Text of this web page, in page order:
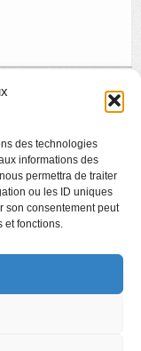
des technologies
informations des
permettra de traiter
ou les ID uniques
son consentement peut
et fonctions.
Page suivante »